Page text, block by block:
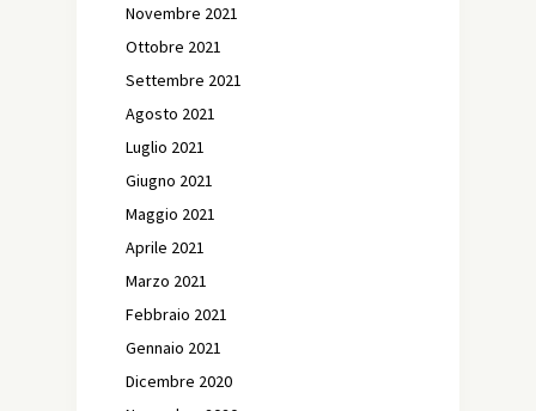
Novembre 2021
Ottobre 2021
Settembre 2021
Agosto 2021
Luglio 2021
Giugno 2021
Maggio 2021
Aprile 2021
Marzo 2021
Febbraio 2021
Gennaio 2021
Dicembre 2020